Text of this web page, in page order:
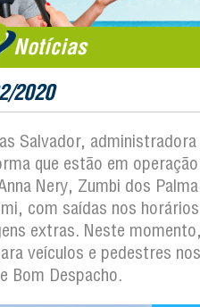
Notícias
2020
Salvador,
que estão em
Nery, Zumbi dos
com saídas nos
extras. Neste
veículos e pedestres
Bom Despacho.